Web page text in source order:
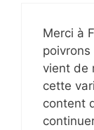
Merci à
vient de
cette
content